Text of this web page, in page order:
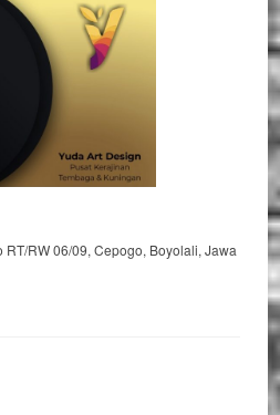
RT/RW 06/09, Cepogo, Boyolali, Jawa